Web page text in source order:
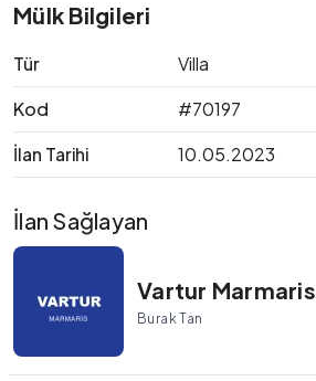
Mülk Bilgileri
Tür
Villa
Kod
#70197
İlan Tarihi
10.05.2023
İlan Sağlayan
Vartur Marmaris
Burak Tan